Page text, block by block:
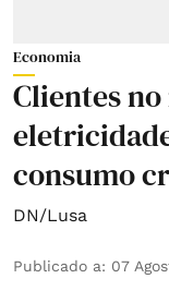
Economia
Clientes
consumo
DN/Lusa
Publicado a: 07